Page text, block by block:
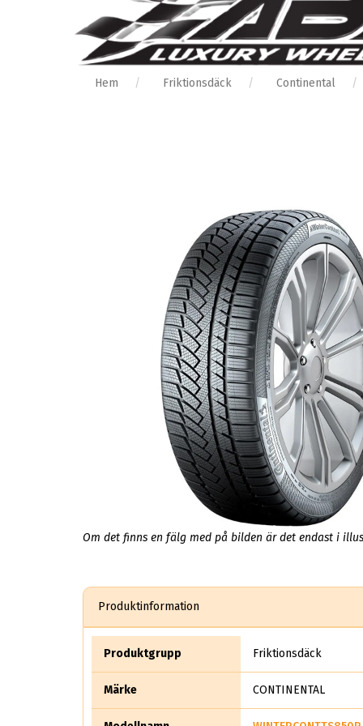
Hem Friktionsdäck Continental
Om det finns en fälg med på bilden är det endast i
Produktinformation
Produktgrupp Friktionsdäck
Märke CONTINENTAL